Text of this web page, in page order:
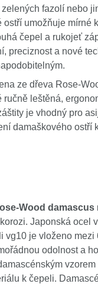
fazolí nebo
umožňuje mírné
čepel a rukojeť
preciznost a nové
ze dřeva Rose-
leštěná,
je vhodný pro
damaškového ostří
Wood damascus
Japonská ocel
vg10 je vloženo
odolnost a
k čepeli.